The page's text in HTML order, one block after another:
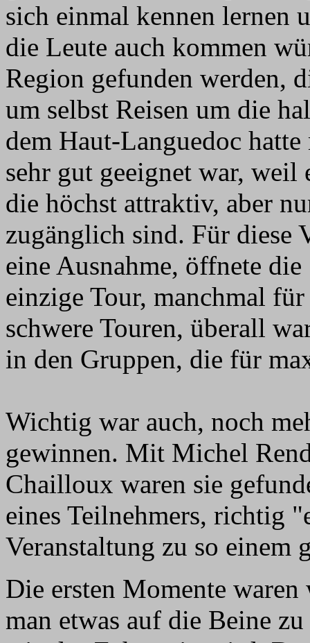
sich einmal kennen lernen
die Leute auch kommen
Region gefunden werden,
um selbst Reisen um die
dem Haut-Languedoc
sehr gut geeignet war,
die höchst attraktiv, aber
zugänglich sind. Für diese
eine Ausnahme, öffnete
einzige Tour, manchmal
schwere Touren, überall
in den Gruppen, die für
Wichtig war auch, noch
gewinnen. Mit Michel
Chailloux waren sie
eines Teilnehmers, richtig
Veranstaltung zu so einem
Die ersten Momente
man etwas auf die Beine